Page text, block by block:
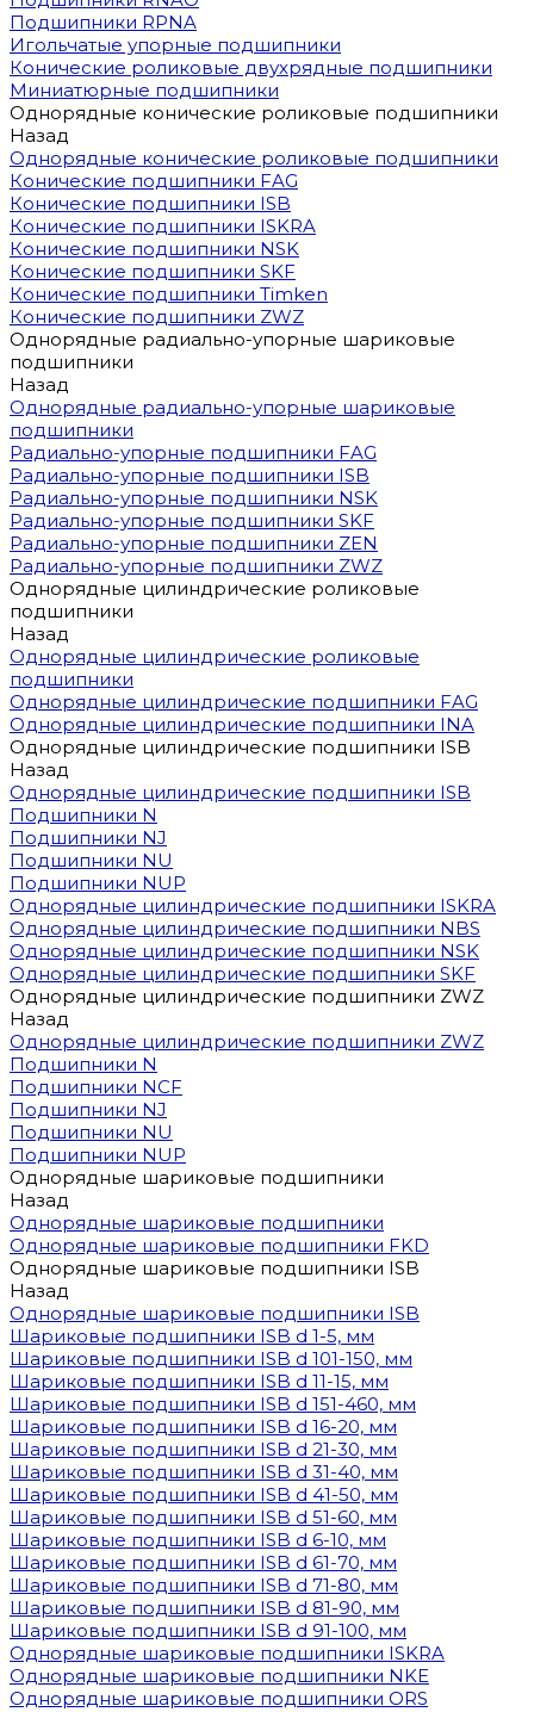
Подшипники RPNA
Игольчатые упорные подшипники
Конические роликовые двухрядные подшипники
Миниатюрные подшипники
Однорядные конические роликовые подшипники
Назад
Однорядные конические роликовые подшипники
Конические подшипники FAG
Конические подшипники ISB
Конические подшипники ISKRA
Конические подшипники NSK
Конические подшипники SKF
Конические подшипники Timken
Конические подшипники ZWZ
Однорядные радиально-упорные шариковые
подшипники
Назад
Однорядные радиально-упорные шариковые
подшипники
Радиально-упорные подшипники FAG
Радиально-упорные подшипники ISB
Радиально-упорные подшипники NSK
Радиально-упорные подшипники SKF
Радиально-упорные подшипники ZEN
Радиально-упорные подшипники ZWZ
Однорядные цилиндрические роликовые
подшипники
Назад
Однорядные цилиндрические роликовые
подшипники
Однорядные цилиндрические подшипники FAG
Однорядные цилиндрические подшипники INA
Однорядные цилиндрические подшипники ISB
Назад
Однорядные цилиндрические подшипники ISB
Подшипники N
Подшипники NJ
Подшипники NU
Подшипники NUP
Однорядные цилиндрические подшипники ISKRA
Однорядные цилиндрические подшипники NBS
Однорядные цилиндрические подшипники NSK
Однорядные цилиндрические подшипники SKF
Однорядные цилиндрические подшипники ZWZ
Назад
Однорядные цилиндрические подшипники ZWZ
Подшипники N
Подшипники NCF
Подшипники NJ
Подшипники NU
Подшипники NUP
Однорядные шариковые подшипники
Назад
Однорядные шариковые подшипники
Однорядные шариковые подшипники FKD
Однорядные шариковые подшипники ISB
Назад
Однорядные шариковые подшипники ISB
Шариковые подшипники ISB d 1-5, мм
Шариковые подшипники ISB d 101-150, мм
Шариковые подшипники ISB d 11-15, мм
Шариковые подшипники ISB d 151-460, мм
Шариковые подшипники ISB d 16-20, мм
Шариковые подшипники ISB d 21-30, мм
Шариковые подшипники ISB d 31-40, мм
Шариковые подшипники ISB d 41-50, мм
Шариковые подшипники ISB d 51-60, мм
Шариковые подшипники ISB d 6-10, мм
Шариковые подшипники ISB d 61-70, мм
Шариковые подшипники ISB d 71-80, мм
Шариковые подшипники ISB d 81-90, мм
Шариковые подшипники ISB d 91-100, мм
Однорядные шариковые подшипники ISKRA
Однорядные шариковые подшипники NKE
Однорядные шариковые подшипники ORS